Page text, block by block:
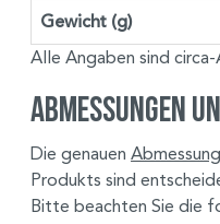
Gewicht (g)
Alle Angaben sind
Abmessungen
Die genauen
Produkts sind
Bitte beachten Sie die